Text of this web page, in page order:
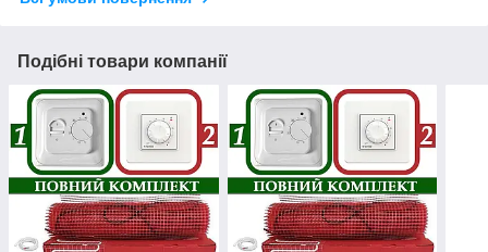
Подібні товари компанії